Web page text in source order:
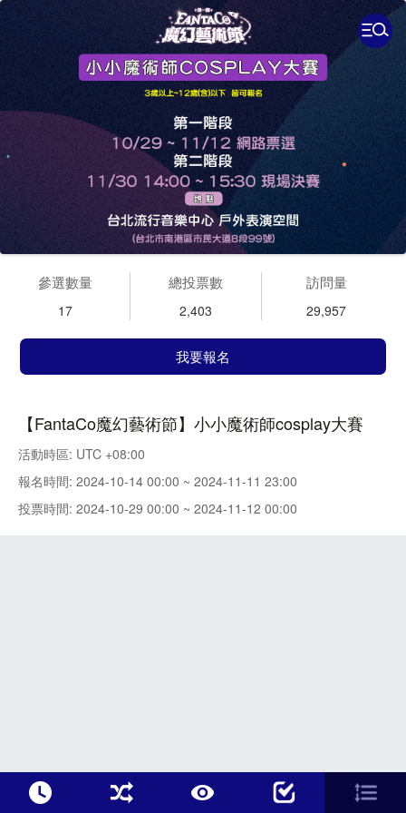
參選數量
17
總投票數
2,403
訪問量
29,957
我要報名
【FantaCo魔幻藝術節】小小魔術師cosplay大賽
活動時區: UTC +08:00
報名時間: 2024-10-14 00:00 ~ 2024-11-11 23:00
投票時間: 2024-10-29 00:00 ~ 2024-11-12 00:00